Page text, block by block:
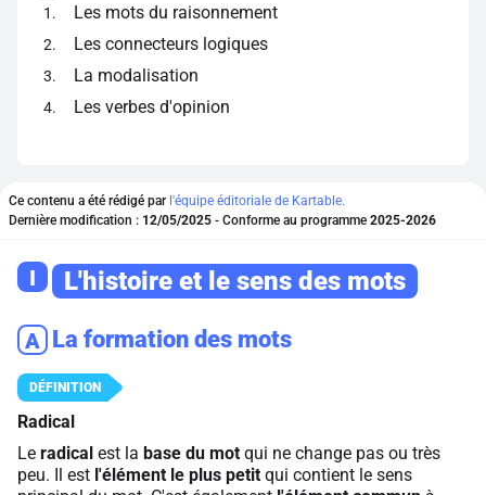
1 Les mots du raisonnement
2 Les connecteurs logiques
3 La modalisation
4 Les verbes d'opinion
Ce contenu a été rédigé par l'équipe éditoriale de Kartable.
Dernière modification : 12/05/2025 - Conforme au programme 2025-2026
I L'histoire et le sens des mots
A La formation des mots
Radical
Le radical est la base du mot qui ne change pas ou très
peu. Il est l'élément le plus petit qui contient le sens